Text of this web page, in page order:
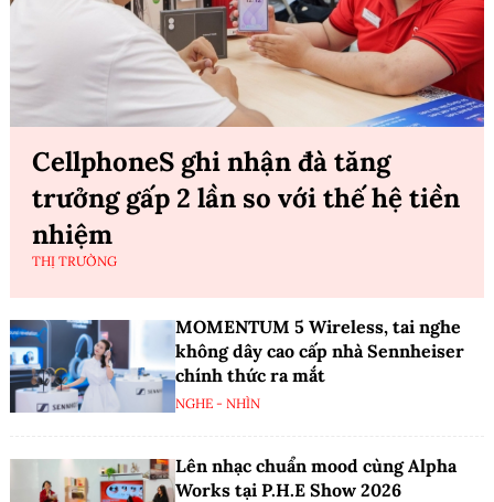
CellphoneS ghi nhận đà tăng
trưởng gấp 2 lần so với thế hệ tiền
nhiệm
THỊ TRƯỜNG
MOMENTUM 5 Wireless, tai nghe
không dây cao cấp nhà Sennheiser
chính thức ra mắt
NGHE - NHÌN
Lên nhạc chuẩn mood cùng Alpha
Works tại P.H.E Show 2026